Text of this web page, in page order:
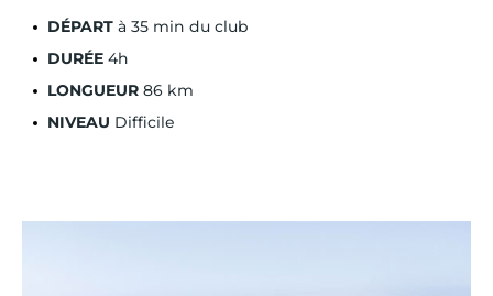
DÉPART à 35 min du club
DURÉE 4h
LONGUEUR 86 km
NIVEAU Difficile